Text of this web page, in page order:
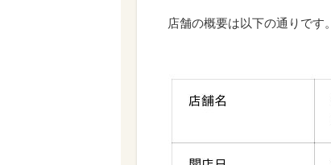
店舗の概要は以下の通りです。